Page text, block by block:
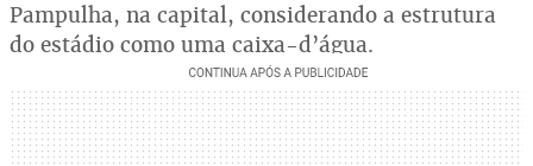
Pampulha, na capital, considerando a estrutura
do estádio como uma caixa-d’água.